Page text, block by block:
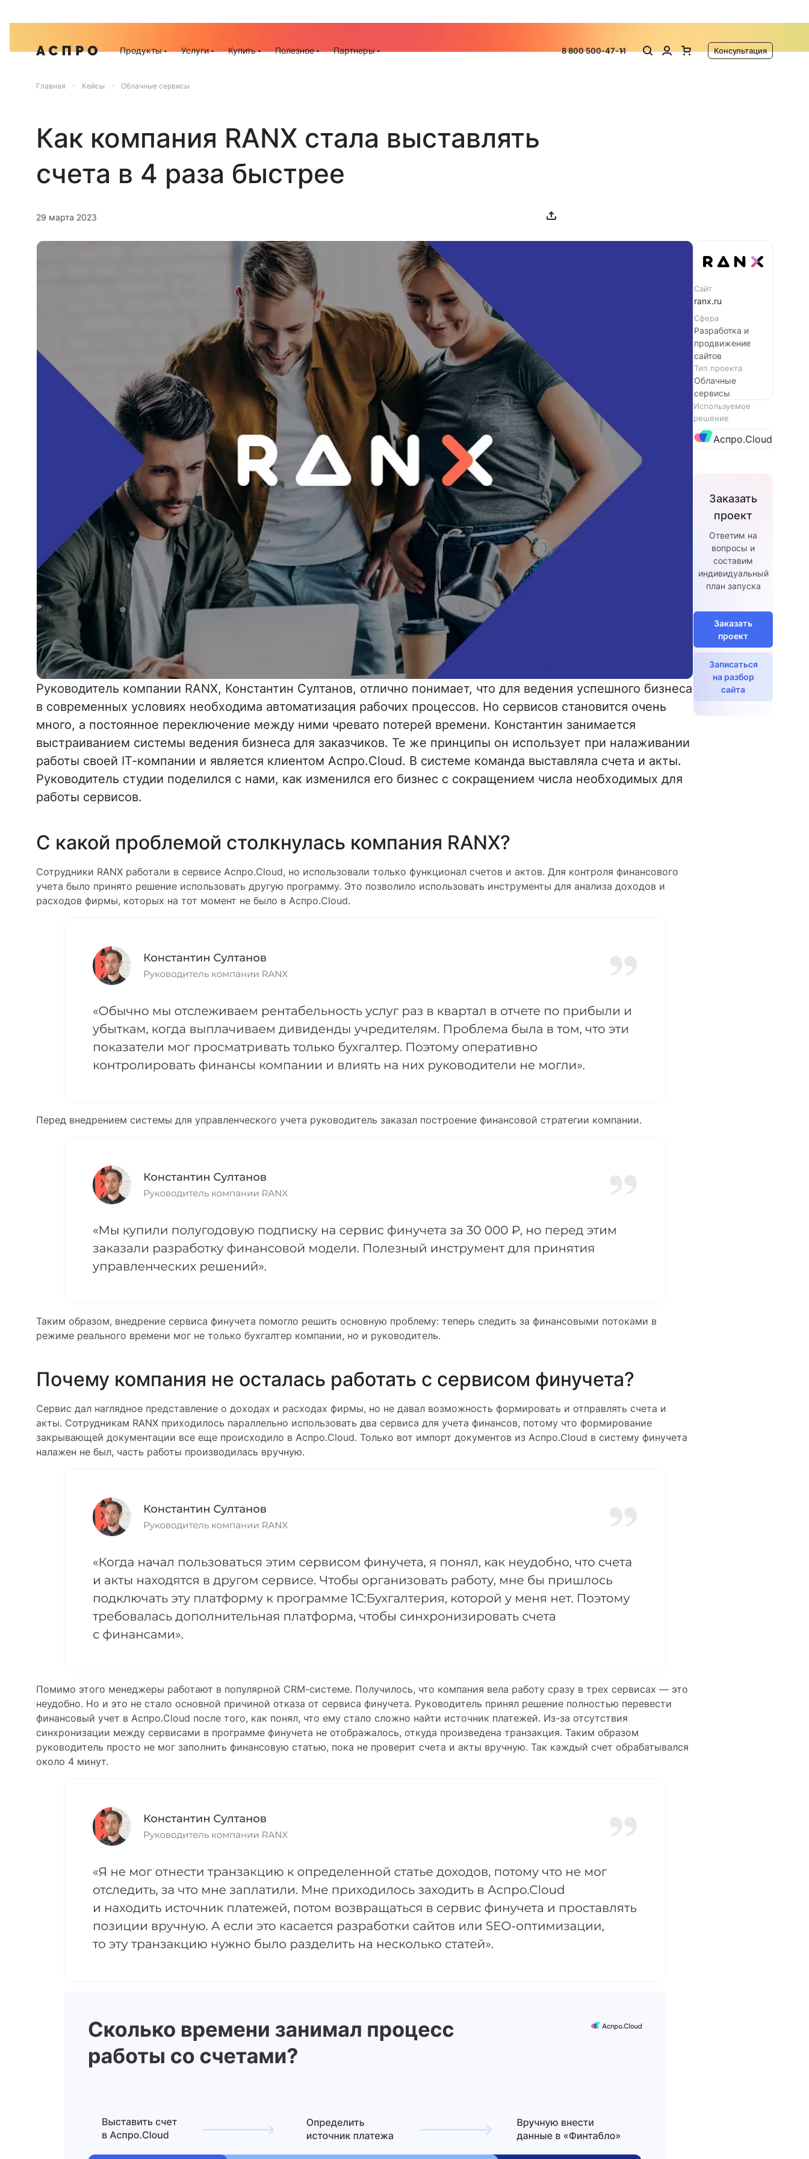
Продукты Услуги Купить Полезное Партнеры 8 800 500-47-11 Консультация
Главная Кейсы Облачные сервисы
Как компания RANX стала выставлять
счета в 4 раза быстрее
29 марта 2023
Руководитель компании RANX, Константин Султанов, отлично понимает, что для ведения успешного бизнеса
в современных условиях необходима автоматизация рабочих процессов. Но сервисов становится очень
много, а постоянное переключение между ними чревато потерей времени. Константин занимается
выстраиванием системы ведения бизнеса для заказчиков. Те же принципы он использует при налаживании
работы своей IT-компании и является клиентом Аспро.Cloud. В системе команда выставляла счета и акты.
Руководитель студии поделился с нами, как изменился его бизнес с сокращением числа необходимых для
работы сервисов.
С какой проблемой столкнулась компания RANX?
Сотрудники RANX работали в сервисе Аспро.Cloud, но использовали только функционал счетов и актов. Для контроля финансового
учета было принято решение использовать другую программу. Это позволило использовать инструменты для анализа доходов и
расходов фирмы, которых на тот момент не было в Аспро.Cloud.
Перед внедрением системы для управленческого учета руководитель заказал построение финансовой стратегии компании.
Таким образом, внедрение сервиса финучета помогло решить основную проблему: теперь следить за финансовыми потоками в
режиме реального времени мог не только бухгалтер компании, но и руководитель.
Почему компания не осталась работать с сервисом финучета?
Сервис дал наглядное представление о доходах и расходах фирмы, но не давал возможность формировать и отправлять счета и
акты. Сотрудникам RANX приходилось параллельно использовать два сервиса для учета финансов, потому что формирование
закрывающей документации все еще происходило в Аспро.Cloud. Только вот импорт документов из Аспро.Cloud в систему финучета
налажен не был, часть работы производилась вручную.
Помимо этого менеджеры работают в популярной CRM-системе. Получилось, что компания вела работу сразу в трех сервисах — это
неудобно. Но и это не стало основной причиной отказа от сервиса финучета. Руководитель принял решение полностью перевести
финансовый учет в Аспро.Cloud после того, как понял, что ему стало сложно найти источник платежей. Из-за отсутствия
синхронизации между сервисами в программе финучета не отображалось, откуда произведена транзакция. Таким образом
руководитель просто не мог заполнить финансовую статью, пока не проверит счета и акты вручную. Так каждый счет обрабатывался
около 4 минут.
Сайт
ranx.ru
Сфера
Разработка и
продвижение
сайтов
Тип проекта
Облачные
сервисы
Используемое
решение
Аспро.Cloud
Заказать
проект
Ответим на
вопросы и
составим
индивидуальный
план запуска
Заказать
проект
Записаться
на разбор
сайта